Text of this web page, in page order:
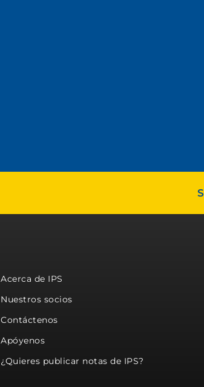
Acerca de IPS
Nuestros socios
Contáctenos
Apóyenos
¿Quieres publicar notas de IPS?